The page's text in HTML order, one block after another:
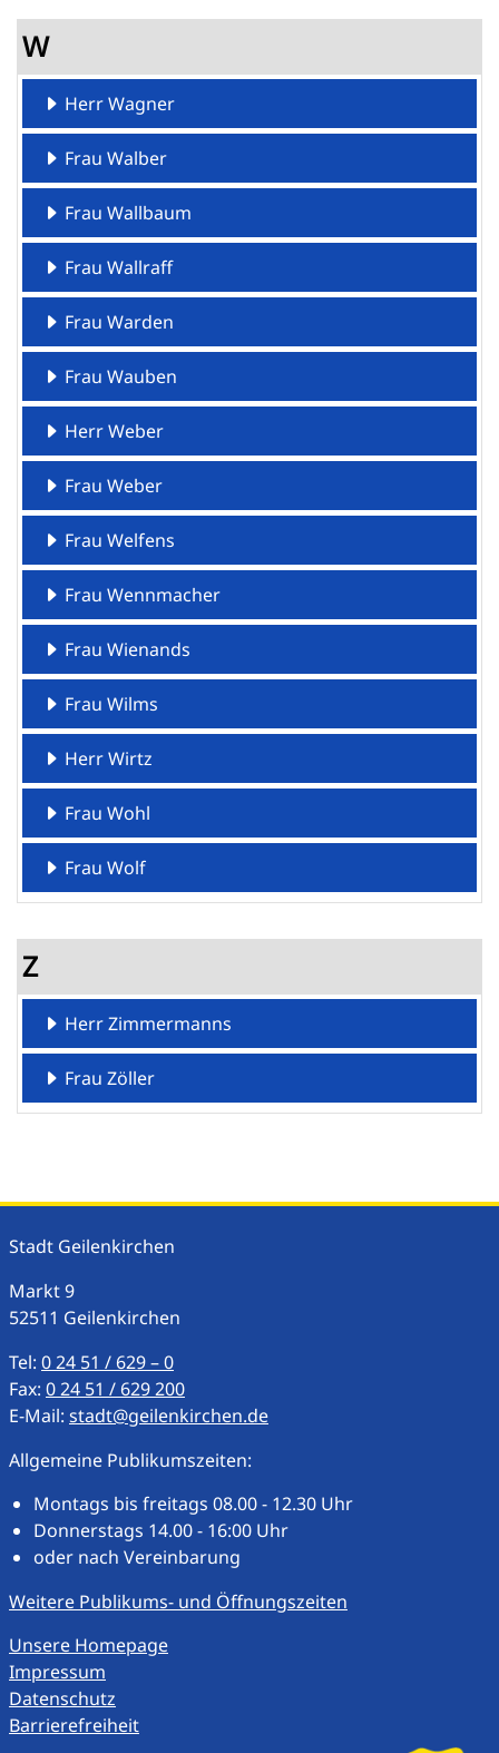
W
Herr Wagner
Frau Walber
Frau Wallbaum
Frau Wallraff
Frau Warden
Frau Wauben
Herr Weber
Frau Weber
Frau Welfens
Frau Wennmacher
Frau Wienands
Frau Wilms
Herr Wirtz
Frau Wohl
Frau Wolf
Z
Herr Zimmermanns
Frau Zöller
Stadt Geilenkirchen
Markt9
52511 Geilenkirchen
Tel: 0 24 51 / 629 – 0
Fax: 0 24 51 / 629 200
E-Mail: stadt@geilenkirchen.de
Allgemeine Publikumszeiten:
Montags bis freitags 08.00 - 12.30 Uhr
Donnerstags 14.00 - 16:00 Uhr
oder nach Vereinbarung
Weitere Publikums- und Öffnungszeiten
Unsere Homepage
Impressum
Datenschutz
Barrierefreiheit